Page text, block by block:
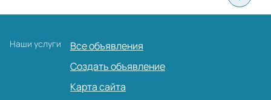
Наши услуги
Все объявления
Создать объявление
Карта сайта